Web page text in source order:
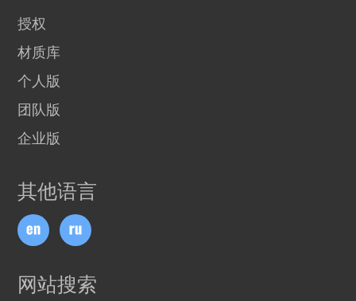
授权
材质库
个人版
团队版
企业版
其他语言
网站搜索